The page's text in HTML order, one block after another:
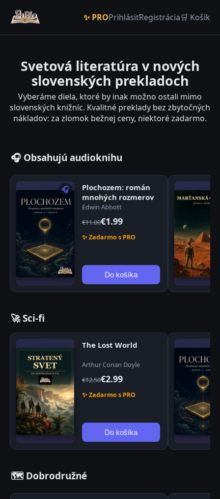
✨ PROPrihlásiťRegistrácia🛒 Košík
Svetová literatúra v nových
slovenských prekladoch
Vyberáme diela, ktoré by inak možno ostali mimo
slovenských knižníc. Kvalitné preklady bez zbytočných
nákladov: za zlomok bežnej ceny, niektoré zadarmo.
🎧 Obsahujú audioknihu
🎧
Plochozem: román
mnohých rozmerov
Edwin Abbott
€11.00€1.99
✨ Zadarmo s PRO
Do košíka
🚀 Sci-fi
The Lost World
Arthur Conan Doyle
€12.50€2.99
✨ Zadarmo s PRO
Do košíka
🗺️ Dobrodružné